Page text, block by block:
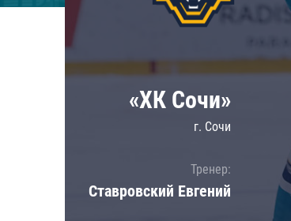
Локомотив
ЦСКА
Шанхайские
«ХК Сочи»
г. Сочи
Тренер:
Ставровский Евгений